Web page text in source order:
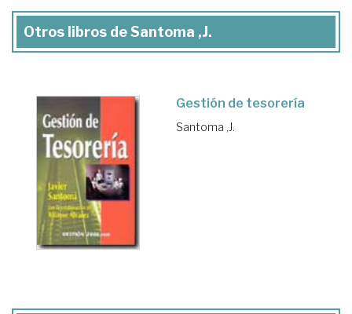
Otros libros de Santoma ,J.
Gestión de tesorería
Santoma ,J.